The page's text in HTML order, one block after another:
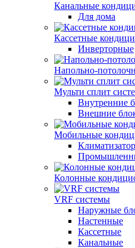
Канальные
Для дома
Кассетные
Инверторные
Напольно-
Мульти сплит
Внутренние
Внешние
Мобильные
Колонные
VRF системы
Наружные
Настенные
Кассетные
Канальные